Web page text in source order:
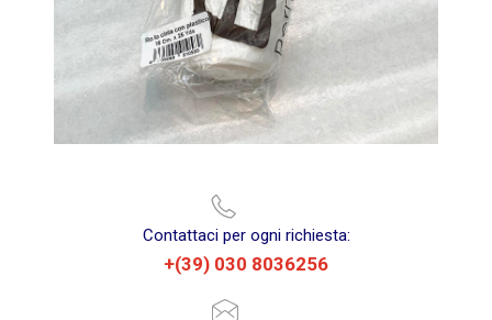
Contattaci per ogni richiesta:
+(39) 030 8036256